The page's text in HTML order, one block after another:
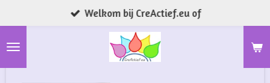
direct
naar
Welkom bij CreActief.eu of